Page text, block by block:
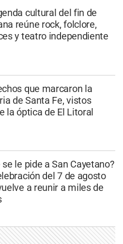
cultural del fin de
reúne rock, folclore,
y teatro independiente
que marcaron la
de Santa Fe, vistos
la óptica de El Litoral
se le pide a San Cayetano?
del 7 de agosto
a reunir a miles de